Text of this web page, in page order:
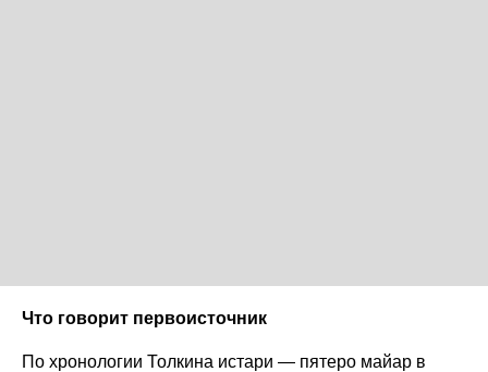
Что говорит первоисточник
По хронологии Толкина истари — пятеро майар в